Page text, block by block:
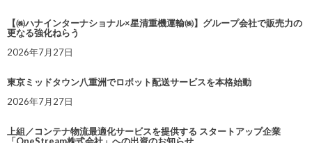
【㈱ハナインターナショナル×星清重機運輸㈱】グループ会社で販売力の
更なる強化ねらう
2026年7月27日
東京ミッドタウン八重洲でロボット配送サービスを本格始動
2026年7月27日
上組／コンテナ物流最適化サービスを提供する スタートアップ企業
「OneStream株式会社」への出資のお知らせ